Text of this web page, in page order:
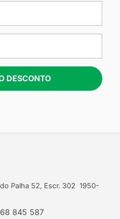
DESCONTO
Palha 52, Escr. 302 1950-
845 587